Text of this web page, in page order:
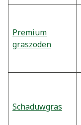
Premium
graszoden
Schaduwgras